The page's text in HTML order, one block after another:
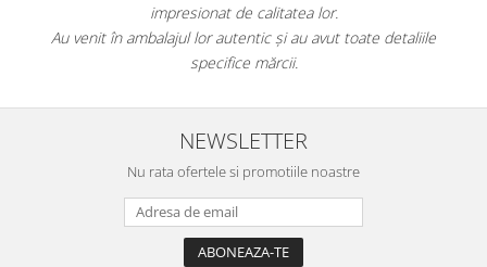
impresionat de calitatea lor.
Au venit în ambalajul lor autentic și au avut toate detaliile
specifice mărcii.
NEWSLETTER
Nu rata ofertele si promotiile noastre